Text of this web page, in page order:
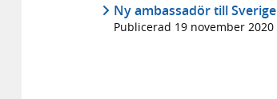
Ny ambassadör till Sverige
Publicerad 19 november 2020